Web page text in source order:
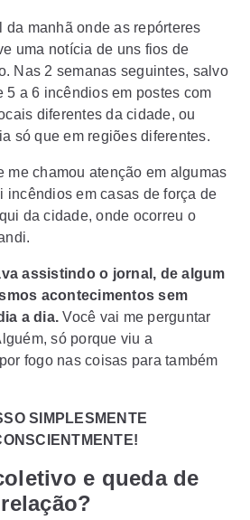
da manhã onde as repórteres
uma notícia de uns fios de
Nas 2 semanas seguintes, salvo
5 a 6 incêndios em postes com
diferentes da cidade, ou
só que em regiões diferentes.
me chamou atenção em algumas
incêndios em casas de força de
da cidade, onde ocorreu o
assistindo o jornal, de algum
acontecimentos sem
a dia. Você vai me perguntar
só porque viu a
fogo nas coisas para também
SIMPLESMENTE
e queda de